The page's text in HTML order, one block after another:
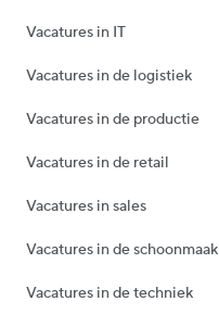
Vacatures in IT
Vacatures in de logistiek
Vacatures in de productie
Vacatures in de retail
Vacatures in sales
Vacatures in de schoonmaak
Vacatures in de techniek